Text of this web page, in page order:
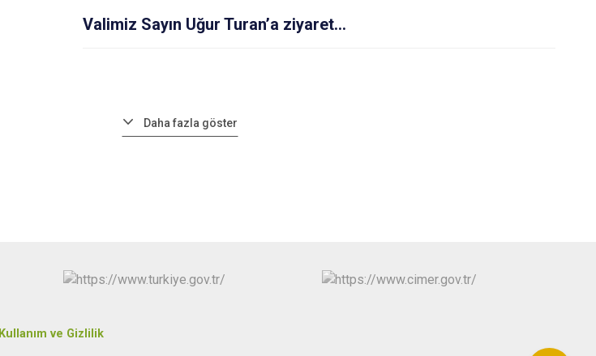
Valimiz Sayın Uğur Turan’a ziyaret…
Daha fazla göster
Kullanım ve Gizlilik